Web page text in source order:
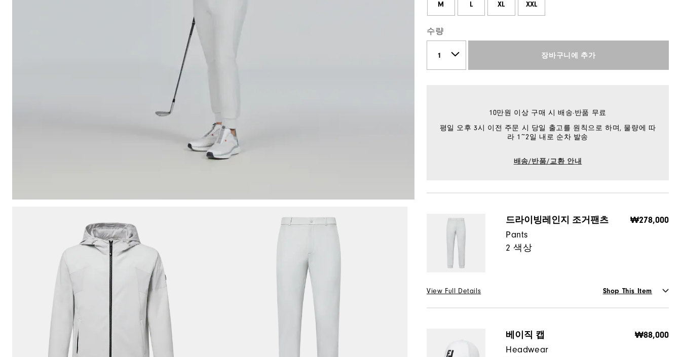
M L XL XXL
수량
장바구니에 추가
10만원 이상 구매 시 배송·반품 무료
평일 오후 3시 이전 주문 시 당일 출고를 원칙으로 하며, 물량에 따
라 1~2일 내로 순차 발송
배송/반품/교환 안내
드라이빙레인지 조거팬츠
Pants
2 색상
₩278,000
View Full Details Shop This Item
선택 Color
베이직 캡
Headwear
₩88,000